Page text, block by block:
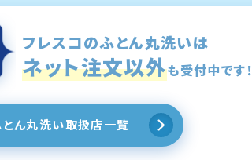
フレスコのふとん丸洗いは
ネット注文以外も受付中です！
ん丸洗い取扱店一覧